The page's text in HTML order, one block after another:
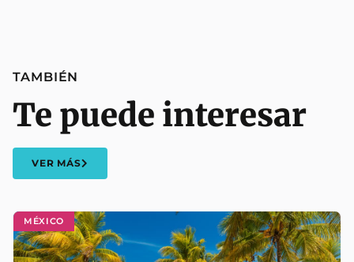
MÉXICO
TAMBIÉN
Te puede interesar
VER MÁS